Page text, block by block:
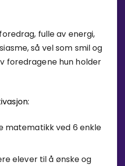
fulle av energi,
så vel som smil og
foredragene hun holder
matematikk ved 6 enkle
elever til å ønske og